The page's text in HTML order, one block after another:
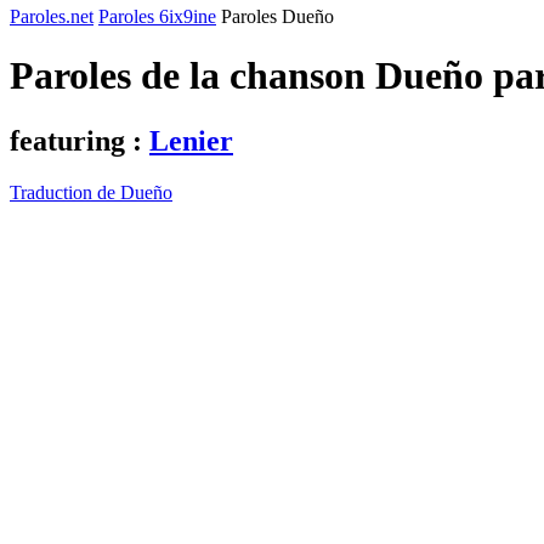
Paroles.net Paroles 6ix9ine Paroles Dueño
Paroles de la chanson Dueño
featuring : Lenier
Traduction de Dueño